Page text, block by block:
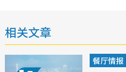
相关文章
餐厅情报